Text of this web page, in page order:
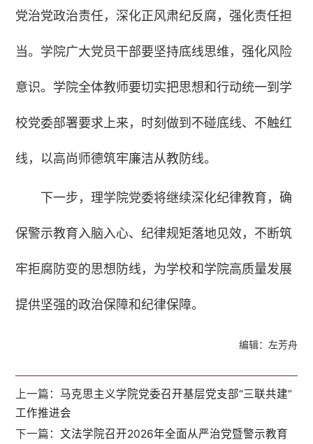
党治党政治责任，深化正风肃纪反腐，强化责任担
当。学院广大党员干部要坚持底线思维，强化风险
意识。学院全体教师要切实把思想和行动统一到学
校党委部署要求上来，时刻做到不碰底线、不触红
线，以高尚师德筑牢廉洁从教防线。
下一步，理学院党委将继续深化纪律教育，确
保警示教育入脑入心、纪律规矩落地见效，不断筑
牢拒腐防变的思想防线，为学校和学院高质量发展
提供坚强的政治保障和纪律保障。
编辑：左芳舟
上一篇：马克思主义学院党委召开基层党支部“三联共建”
工作推进会
下一篇：文法学院召开2026年全面从严治党暨警示教育